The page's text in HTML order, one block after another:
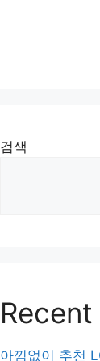
검색
아낌없이 추천